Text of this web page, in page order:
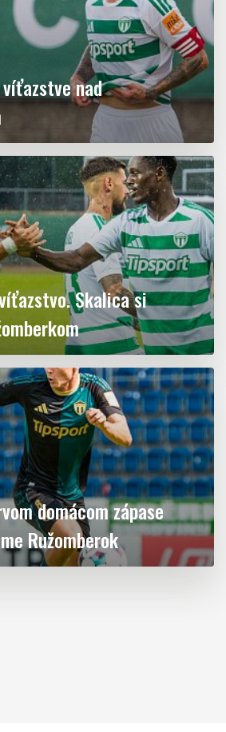
nad
Skalica si
domácom zápase
Ružomberok